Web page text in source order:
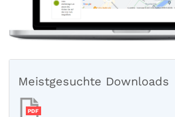
Meistgesuchte Downloads
PDF